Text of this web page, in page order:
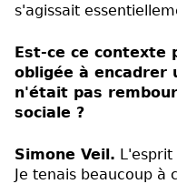
s'agissait
Est-ce ce contexte
obligée à encadrer
n'était pas
sociale ?
Simone Veil.
Je tenais beaucoup à